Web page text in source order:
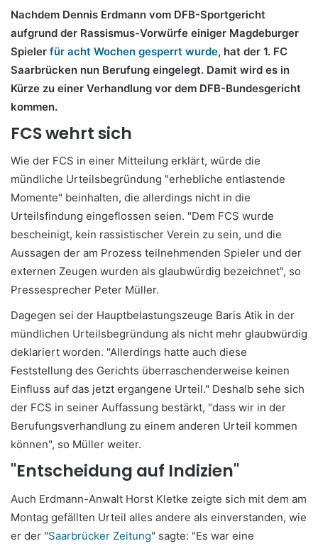
Nachdem Dennis Erdmann vom DFB-Sportgericht
aufgrund der Rassismus-Vorwürfe einiger Magdeburger
Spieler für acht Wochen gesperrt wurde, hat der 1. FC
Saarbrücken nun Berufung eingelegt. Damit wird es in
Kürze zu einer Verhandlung vor dem DFB-Bundesgericht
kommen.
FCS wehrt sich
Wie der FCS in einer Mitteilung erklärt, würde die
mündliche Urteilsbegründung "erhebliche entlastende
Momente" beinhalten, die allerdings nicht in die
Urteilsfindung eingeflossen seien. "Dem FCS wurde
bescheinigt, kein rassistischer Verein zu sein, und die
Aussagen der am Prozess teilnehmenden Spieler und der
externen Zeugen wurden als glaubwürdig bezeichnet", so
Pressesprecher Peter Müller.
Dagegen sei der Hauptbelastungszeuge Baris Atik in der
mündlichen Urteilsbegründung als nicht mehr glaubwürdig
deklariert worden. "Allerdings hatte auch diese
Feststellung des Gerichts überraschenderweise keinen
Einfluss auf das jetzt ergangene Urteil." Deshalb sehe sich
der FCS in seiner Auffassung bestärkt, "dass wir in der
Berufungsverhandlung zu einem anderen Urteil kommen
können", so Müller weiter.
"Entscheidung auf Indizien"
Auch Erdmann-Anwalt Horst Kletke zeigte sich mit dem am
Montag gefällten Urteil alles andere als einverstanden, wie
er der "Saarbrücker Zeitung" sagte: "Es war eine